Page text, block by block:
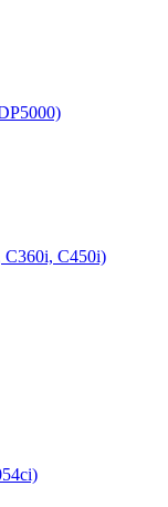
C360i, C450i)